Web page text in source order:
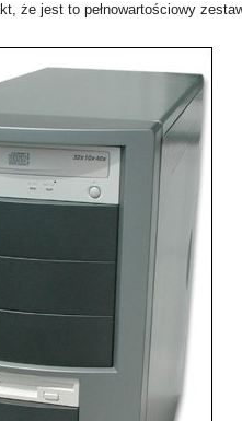
że jest to pełnowartościowy